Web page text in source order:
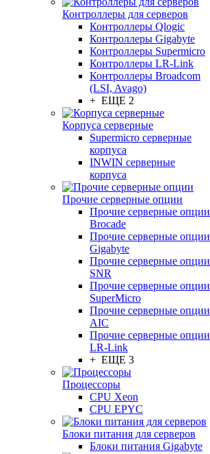
Контроллеры для серверов
Контроллеры Qlogic
Контроллеры Gigabyte
Контроллеры Supermicro
Контроллеры LR-Link
Контроллеры Broadcom
(LSI, Avago)
+ ЕЩЕ 2
Корпуса серверные
Supermicro серверные
корпуса
INWIN серверные
корпуса
Прочие серверные опции
Прочие серверные опции
Brocade
Прочие серверные опции
Gigabyte
Прочие серверные опции
SNR
Прочие серверные опции
SuperMicro
Прочие серверные опции
AIC
Прочие серверные опции
LR-Link
+ ЕЩЕ 3
Процессоры
CPU Xeon
CPU EPYC
Блоки питания для серверов
Блоки питания Gigabyte